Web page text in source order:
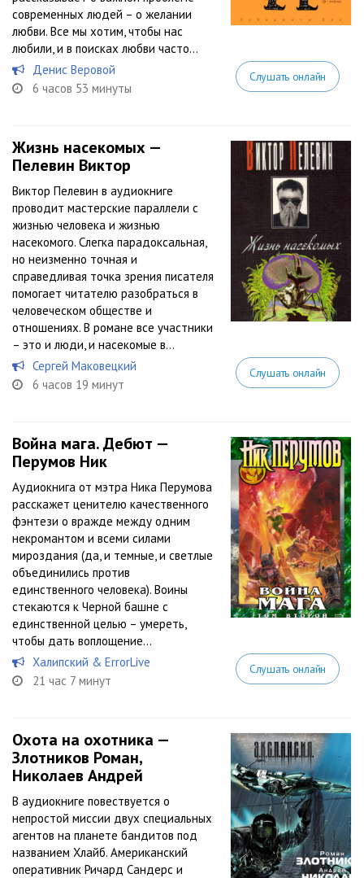
современных людей – о желании
любви. Все мы хотим, чтобы нас
любили, и в поисках любви часто...
Денис Веровой
6 часов 53 минуты
Слушать онлайн
Жизнь насекомых —
Пелевин Виктор
Виктор Пелевин в аудиокниге
проводит мастерские параллели с
жизнью человека и жизнью
насекомого. Слегка парадоксальная,
но неизменно точная и
справедливая точка зрения писателя
помогает читателю разобраться в
человеческом обществе и
отношениях. В романе все участники
– это и люди, и насекомые в...
Сергей Маковецкий
6 часов 19 минут
Слушать онлайн
Война мага. Дебют —
Перумов Ник
Аудиокнига от мэтра Ника Перумова
расскажет ценителю качественного
фэнтези о вражде между одним
некромантом и всеми силами
мироздания (да, и темные, и светлые
объединились против
единственного человека). Воины
стекаются к Черной башне с
единственной целью – умереть,
чтобы дать воплощение...
Халипский & ErrorLive
21 час 7 минут
Слушать онлайн
Охота на охотника —
Злотников Роман,
Николаев Андрей
В аудиокниге повествуется о
непростой миссии двух специальных
агентов на планете бандитов под
названием Хлайб. Американский
оперативник Ричард Сандерс и